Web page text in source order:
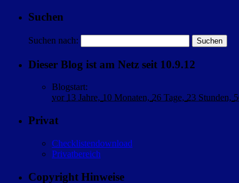
Suchen
Suchen nach:
Dieser Blog ist am Netz seit 10.9.12
Blogstart:
vor 13 Jahre, 10 Monaten, 26 Tage, 23 Stunden,
Privat
Checklistendownload
Privatbereich
Copyright Hinweise